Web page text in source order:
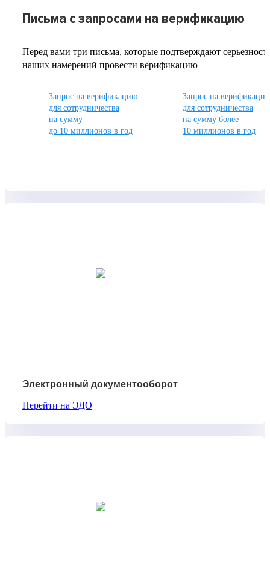
Письма с запросами на верификацию
Перед вами три письма, которые подтверждают
наших намерений провести верификацию
Запрос на верификацию
для сотрудничества
на сумму
до 10 миллионов в год
Запрос на
для сотрудничества
на сумму более
10 миллионов в год
Электронный документооборот
Перейти на ЭДО